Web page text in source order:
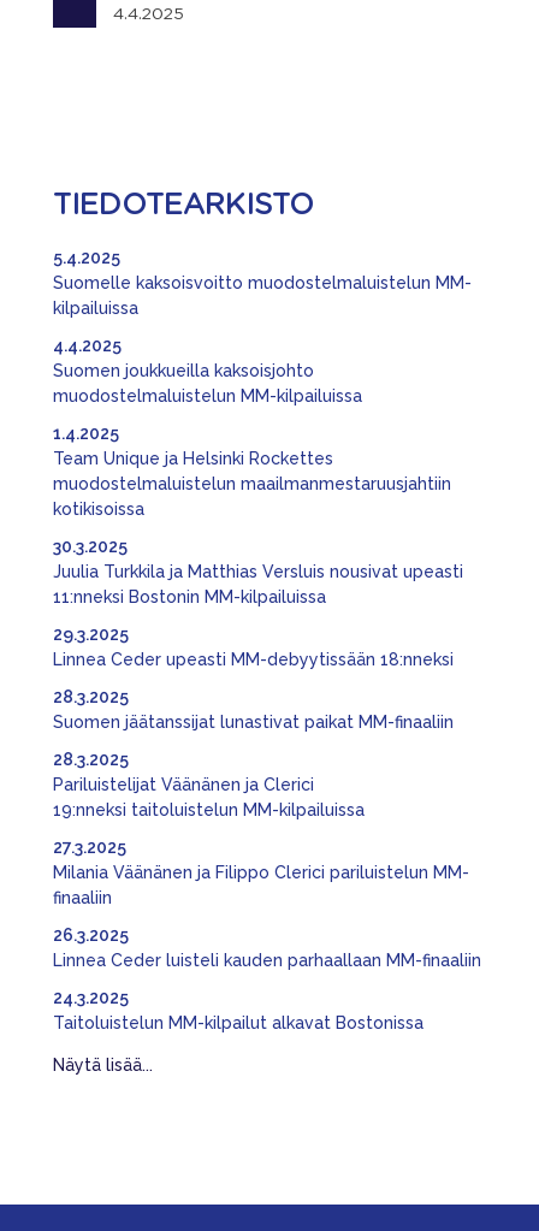
4.4.2025
TIEDOTEARKISTO
Suomelle kaksoisvoitto muodostelmaluistelun MM-
kilpailuissa
5.4.2025
Suomen joukkueilla kaksoisjohto
muodostelmaluistelun MM-kilpailuissa
4.4.2025
Team Unique ja Helsinki Rockettes
muodostelmaluistelun maailmanmestaruusjahtiin
kotikisoissa
1.4.2025
Juulia Turkkila ja Matthias Versluis nousivat upeasti
11:nneksi Bostonin MM-kilpailuissa
30.3.2025
Linnea Ceder upeasti MM-debyytissään 18:nneksi
29.3.2025
Suomen jäätanssijat lunastivat paikat MM-finaaliin
28.3.2025
Pariluistelijat Väänänen ja Clerici
19:nneksi taitoluistelun MM-kilpailuissa
28.3.2025
Milania Väänänen ja Filippo Clerici pariluistelun MM-
finaaliin
27.3.2025
Linnea Ceder luisteli kauden parhaallaan MM-finaaliin
26.3.2025
Taitoluistelun MM-kilpailut alkavat Bostonissa
24.3.2025
Näytä lisää...